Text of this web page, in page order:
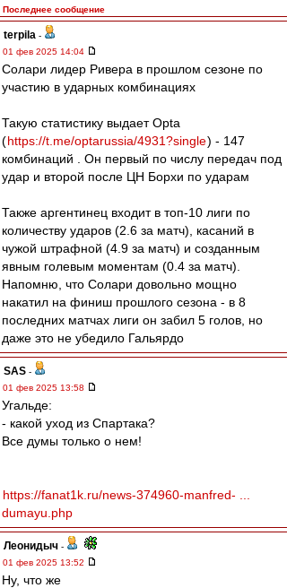
Последнее сообщение
terpila -
01 фев 2025 14:04
Солари лидер Ривера в прошлом сезоне по
участию в ударных комбинациях
Такую статистику выдает Opta
(https://t.me/optarussia/4931?single) - 147
комбинаций . Он первый по числу передач под
удар и второй после ЦН Борхи по ударам
Также аргентинец входит в топ-10 лиги по
количеству ударов (2.6 за матч), касаний в
чужой штрафной (4.9 за матч) и созданным
явным голевым моментам (0.4 за матч).
Напомню, что Солари довольно мощно
накатил на финиш прошлого сезона - в 8
последних матчах лиги он забил 5 голов, но
даже это не убедило Гальярдо
SAS -
01 фев 2025 13:58
Угальде:
- какой уход из Спартака?
Все думы только о нем!
https://fanat1k.ru/news-374960-manfred- ...
dumayu.php
Леонидыч -
01 фев 2025 13:52
Ну, что же